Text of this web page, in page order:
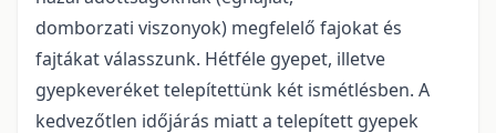
domborzati viszonyok) megfelelő fajokat és
fajtákat válasszunk. Hétféle gyepet, illetve
gyepkeveréket telepítettünk két ismétlésben. A
kedvezőtlen időjárás miatt a telepített gyepek